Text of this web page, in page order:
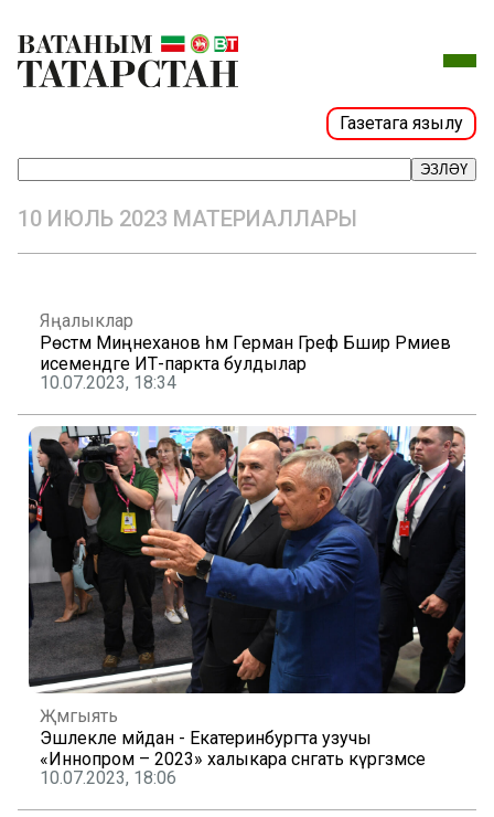
Газетага язылу
ЭЗЛӘҮ
10 ИЮЛЬ 2023 МАТЕРИАЛЛАРЫ
Яңалыклар
Рөстәм Миңнеханов һәм Герман Греф Бәшир Рәмиев
исемендәге ИТ-паркта булдылар
10.07.2023, 18:34
Җәмгыять
Эшлекле мәйдан - Екатеринбургта узучы
«Иннопром – 2023» халыкара сәнәгать күргәзмәсе
10.07.2023, 18:06